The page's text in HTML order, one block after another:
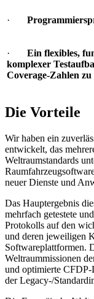
·
· Ein flexibles,
komplexer
Coverage-Zahlen zu
Die Vorteile
Wir haben ein
entwickelt, das
Weltraumstandards
neuer Dienste und
Das Hauptergebnis
mehrfach getestete
Protokolls auf den
und deren jeweiligen
Softwareplattformen.
Weltraummissionen
und optimierte
der Legacy-/